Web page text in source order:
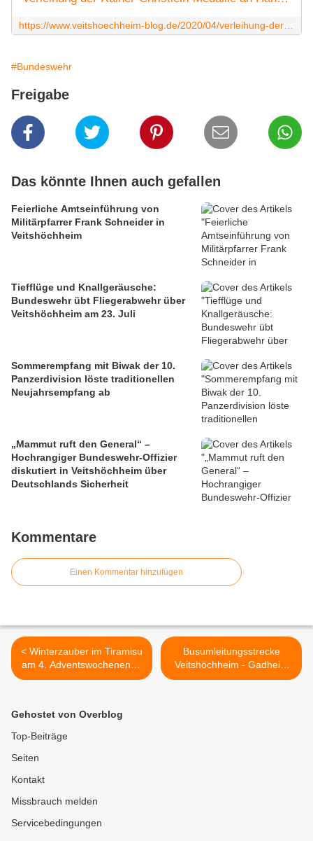
#Bundeswehr
Freigabe
Das könnte Ihnen auch gefallen
Feierliche Amtseinführung von
Militärpfarrer Frank Schneider in
Veitshöchheim
Tiefflüge und Knallgeräusche:
Bundeswehr übt Fliegerabwehr über
Veitshöchheim am 23. Juli
Sommerempfang mit Biwak der 10.
Panzerdivision löste traditionellen
Neujahrsempfang ab
„Mammut ruft den General“ –
Hochrangiger Bundeswehr-Offizier
diskutiert in Veitshöchheim über
Deutschlands Sicherheit
Kommentare
Einen Kommentar hinzufügen
< Winterzauber im Tiramisu
am 4. Adventswochenende
+ Portrait über die
Busumleitungsstrecke
Veitshöchheim - Gadheim
ab Freitag (17.12.) bis
Gehostet von Overblog
Top-Beiträge
Seiten
Kontakt
Missbrauch melden
Servicebedingungen